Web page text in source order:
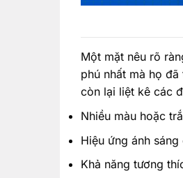
Một mặt nêu rõ
phú nhất mà họ đã
còn lại liệt kê các
Nhiều màu hoặc
Hiệu ứng ánh sáng
Khả năng tương